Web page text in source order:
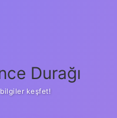
Durağı
keşfet!